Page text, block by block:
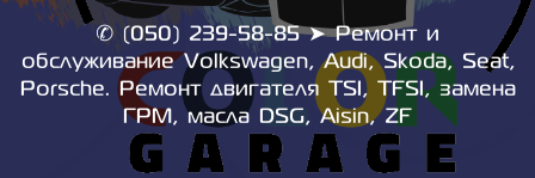
✆ (050) 239-58-85 ➤ Ремонт и
обслуживание Volkswagen, Audi, Skoda, Seat,
Porsche. Ремонт двигателя TSI, TFSI, замена
ГРМ, масла DSG, Aisin, ZF